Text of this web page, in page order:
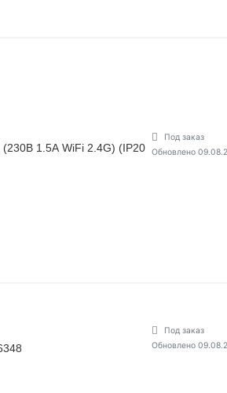
(230В 1.5А WiFi 2.4G) (IP20
Под заказ
Обновлено
Под заказ
Обновлено